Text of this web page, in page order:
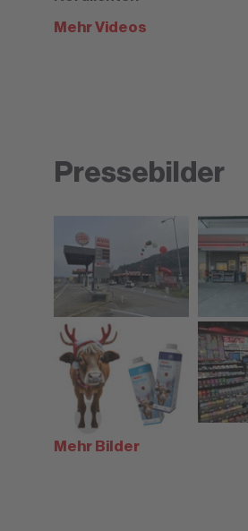
Mehr Videos
Pressebilder
Mehr Bilder